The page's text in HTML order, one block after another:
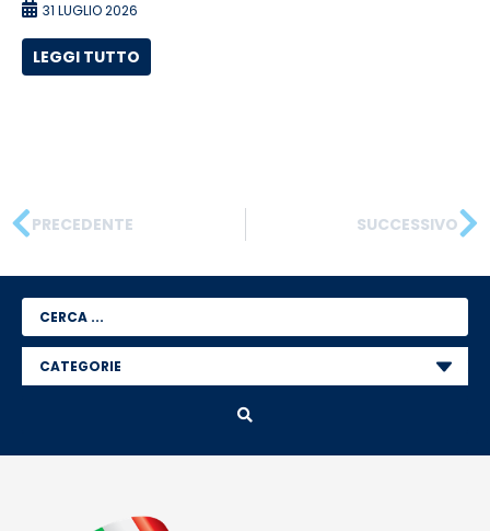
31 LUGLIO 2026
LEGGI TUTTO
PRECEDENTE SUCCESSIVO